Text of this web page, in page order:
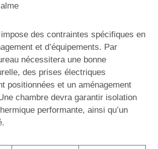
des contraintes spécifiques en
et d’équipements. Par
nécessitera une bonne
des prises électriques
positionnées et un aménagement
chambre devra garantir isolation
performante, ainsi qu’un